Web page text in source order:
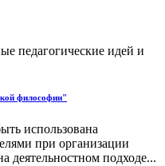
педагогические идей и
философии"
использована
при организации
деятельностном подходе...